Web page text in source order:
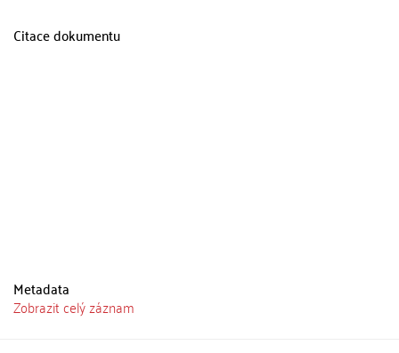
Citace dokumentu
Metadata
Zobrazit celý záznam